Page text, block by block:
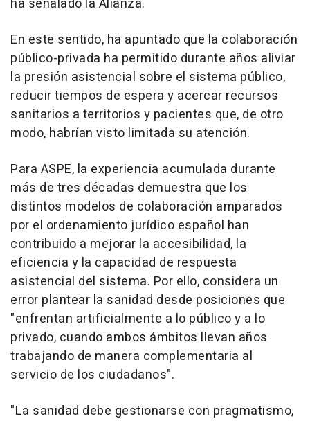
En este sentido, ha apuntado que la colaboración
público-privada ha permitido durante años aliviar
la presión asistencial sobre el sistema público,
reducir tiempos de espera y acercar recursos
sanitarios a territorios y pacientes que, de otro
modo, habrían visto limitada su atención.
Para ASPE, la experiencia acumulada durante
más de tres décadas demuestra que los
distintos modelos de colaboración amparados
por el ordenamiento jurídico español han
contribuido a mejorar la accesibilidad, la
eficiencia y la capacidad de respuesta
asistencial del sistema. Por ello, considera un
error plantear la sanidad desde posiciones que
"enfrentan artificialmente a lo público y a lo
privado, cuando ambos ámbitos llevan años
trabajando de manera complementaria al
servicio de los ciudadanos".
"La sanidad debe gestionarse con pragmatismo,